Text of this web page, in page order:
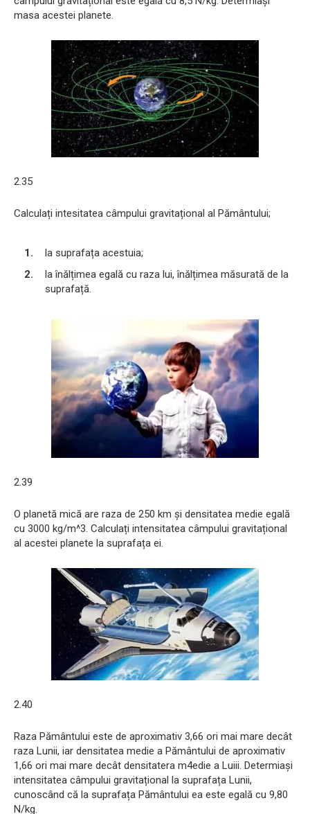
masa acestei planete.
2.35
Calculați intesitatea câmpului gravitațional al Pământului;
la suprafața acestuia;
la înălțimea egală cu raza lui, înălțimea măsurată de la
suprafață.
2.39
O planetă mică are raza de 250 km și densitatea medie egală
cu 3000 kg/m^3. Calculați intensitatea câmpului gravitațional
al acestei planete la suprafața ei.
2.40
Raza Pământului este de aproximativ 3,66 ori mai mare decât
raza Lunii, iar densitatea medie a Pământului de aproximativ
1,66 ori mai mare decât densitatera m4edie a Luiii. Determiași
intensitatea câmpului gravitațional la suprafața Lunii,
cunoscând că la suprafața Pământului ea este egală cu 9,80
N/kg.